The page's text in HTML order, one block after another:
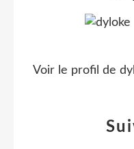
Voir le profil de